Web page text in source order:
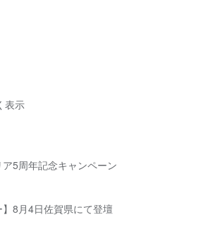
表示
ア5周年記念キャンペーン
】8月4日佐賀県にて登壇